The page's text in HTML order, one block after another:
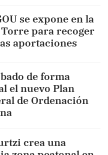
se expone en la
Torre para recoger
aportaciones
de forma
el nuevo Plan
de Ordenación
crea una